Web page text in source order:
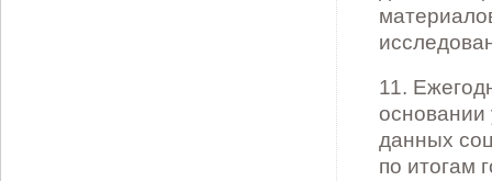
11.
основании
данных
по итогам